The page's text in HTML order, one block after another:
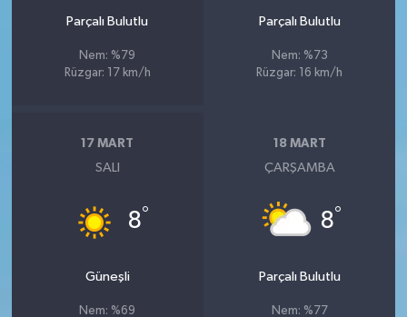
Parçalı Bulutlu
Nem: %79
Rüzgar: 17 km/h
Parçalı Bulutlu
Nem: %73
Rüzgar: 16 km/h
17 MART
SALI
8°
Güneşli
Nem: %69
18 MART
ÇARŞAMBA
8°
Parçalı Bulutlu
Nem: %77